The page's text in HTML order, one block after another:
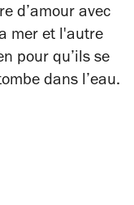
d’amour avec
mer et l'autre
pour qu’ils se
dans l’eau.